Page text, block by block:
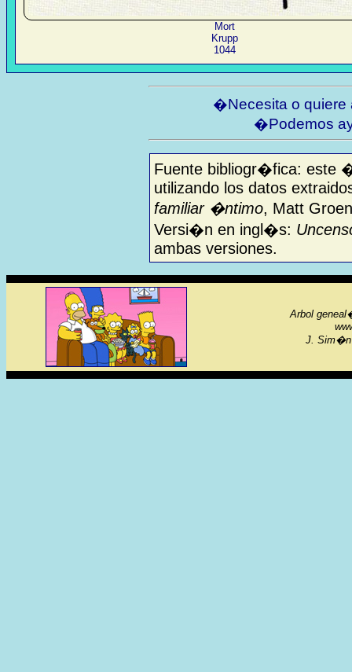
Mort
Krupp
1044
�Necesita o
�Podemos
Fuente bibliogr�fica: este
utilizando los datos
familiar �ntimo, Matt
Versi�n en ingl�s:
ambas versiones.
Arbol
J. Sim�n